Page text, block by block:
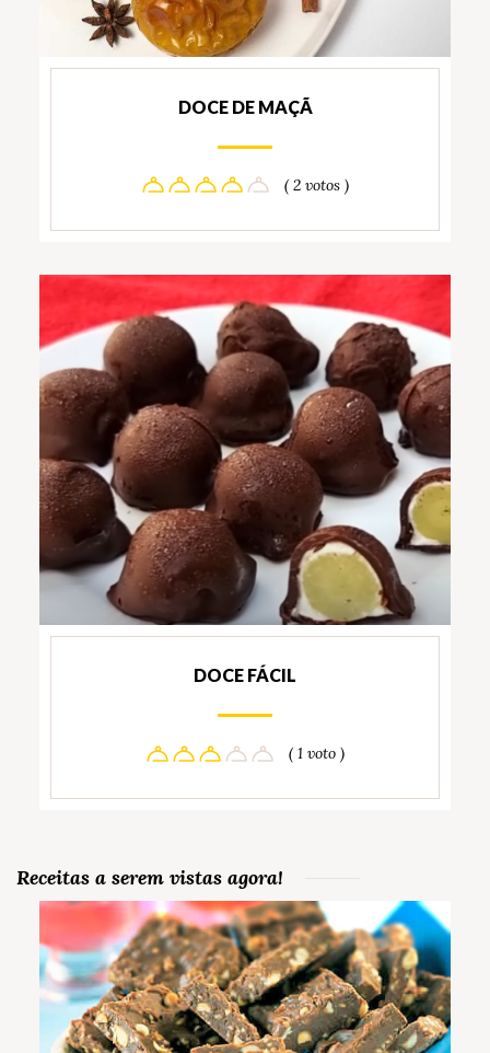
DOCE DE MAÇÃ
( 2 votos )
DOCE FÁCIL
( 1 voto )
Receitas a serem vistas agora!